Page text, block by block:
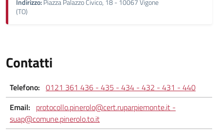
Indirizzo:Piazza Palazzo Civico, 18 - 10067 Vigone
(TO)
Contatti
Telefono: 0121 361 436 - 435 - 434 - 432 - 431 - 440
Email: protocollo.pinerolo@cert.ruparpiemonte.it -
suap@comune.pinerolo.to.it